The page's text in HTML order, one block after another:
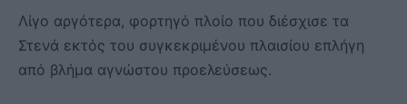
Λίγο αργότερα, φορτηγό πλοίο που διέσχισε τα
Στενά εκτός του συγκεκριμένου πλαισίου επλήγη
από βλήμα αγνώστου προελεύσεως.